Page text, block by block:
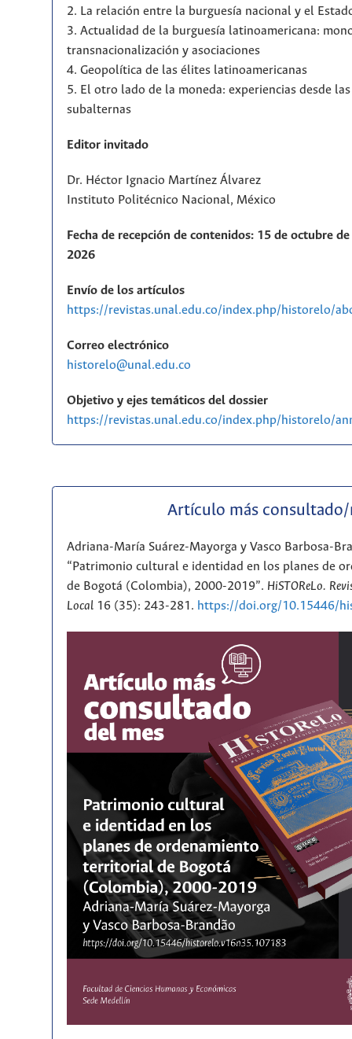
2. La relación entre la burguesía nacional y el
3. Actualidad de la burguesía latinoamericana:
transnacionalización y asociaciones
4. Geopolítica de las élites latinoamericanas
5. El otro lado de la moneda: experiencias desde
subalternas
Editor invitado
Dr. Héctor Ignacio Martínez Álvarez
Instituto Politécnico Nacional, México
Fecha de recepción de contenidos: 15 de octubre
2026
Envío de los artículos
https://revistas.unal.edu.co/index.php/historelo/
Correo electrónico
historelo@unal.edu.co
Objetivo y ejes temáticos del dossier
https://revistas.unal.edu.co/index.php/historelo/
Artículo más consultado/
Adriana-María Suárez-Mayorga y Vasco Barbosa-
“Patrimonio cultural e identidad en los planes de
de Bogotá (Colombia), 2000-2019”. HiSTOReLo.
Local16 (35): 243-281. https://doi.org/10.15446/